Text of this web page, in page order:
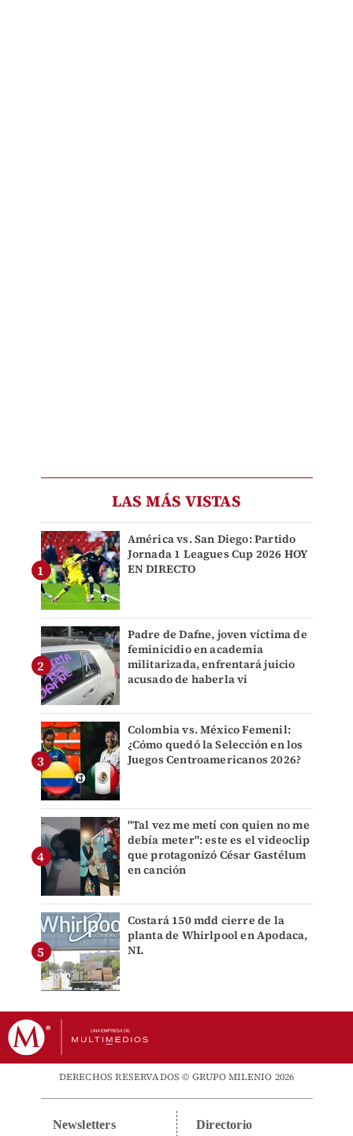
LAS MÁS VISTAS
América vs. San Diego: Partido
Jornada 1 Leagues Cup 2026 HOY
EN DIRECTO
Padre de Dafne, joven víctima de
feminicidio en academia
militarizada, enfrentará juicio
acusado de haberla vi
Colombia vs. México Femenil:
¿Cómo quedó la Selección en los
Juegos Centroamericanos 2026?
"Tal vez me metí con quien no me
debía meter": este es el videoclip
que protagonizó César Gastélum
en canción
Costará 150 mdd cierre de la
planta de Whirlpool en Apodaca,
NL
DERECHOS RESERVADOS © GRUPO MILENIO 2026
Newsletters Directorio